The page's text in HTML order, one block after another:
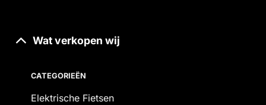
Wat verkopen wij
CATEGORIEËN
Elektrische Fietsen